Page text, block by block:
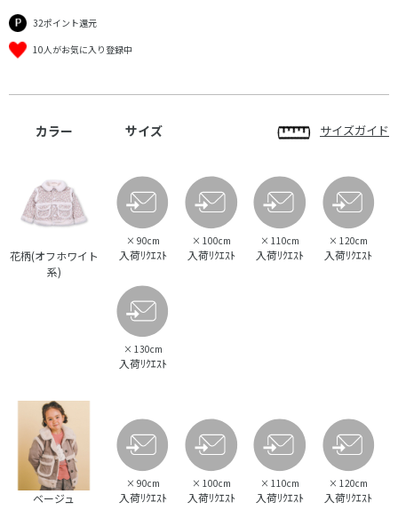
32ポイント還元
10人がお気に入り登録中
カラー サイズ サイズガイド
花柄(オフホワイト
系)
× 90cm
入荷ﾘｸｴｽﾄ
× 100cm
入荷ﾘｸｴｽﾄ
× 110cm
入荷ﾘｸｴｽﾄ
× 120cm
入荷ﾘｸｴｽﾄ
× 130cm
入荷ﾘｸｴｽﾄ
ベージュ
× 90cm
入荷ﾘｸｴｽﾄ
× 100cm
入荷ﾘｸｴｽﾄ
× 110cm
入荷ﾘｸｴｽﾄ
× 120cm
入荷ﾘｸｴｽﾄ